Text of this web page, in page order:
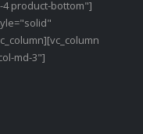
product-bottom"]
md-3"]